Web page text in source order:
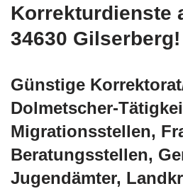
Korrekturdienste
34630 Gilserberg!
Günstige
Dolmetscher-
Migrationsstellen,
Beratungsstellen,
Jugendämter,